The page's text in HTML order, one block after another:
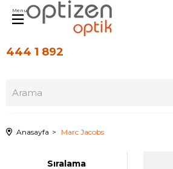
444 1 892
Menu
Anasayfa Marc Jacobs
Sıralama